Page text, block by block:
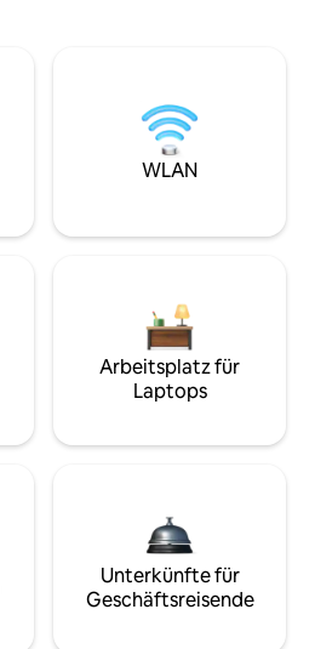
WLAN
Arbeitsplatz für
Laptops
Unterkünfte für
Geschäftsreisende